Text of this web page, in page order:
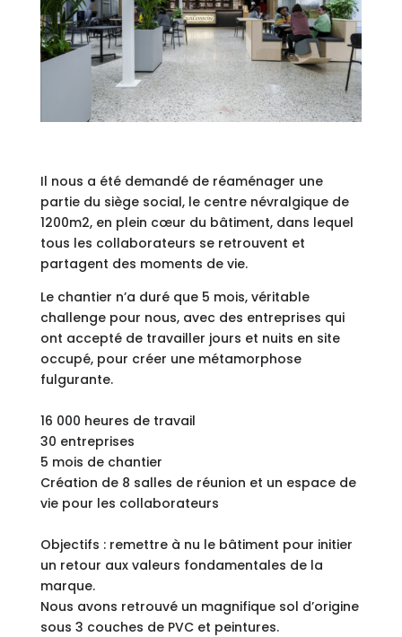
Il nous a été demandé de réaménager une
partie du siège social, le centre névralgique de
1200m2, en plein cœur du bâtiment, dans lequel
tous les collaborateurs se retrouvent et
partagent des moments de vie.
Le chantier n’a duré que 5 mois, véritable
challenge pour nous, avec des entreprises qui
ont accepté de travailler jours et nuits en site
occupé, pour créer une métamorphose
fulgurante.
16 000 heures de travail
30 entreprises
5 mois de chantier
Création de 8 salles de réunion et un espace de
vie pour les collaborateurs
Objectifs : remettre à nu le bâtiment pour initier
un retour aux valeurs fondamentales de la
marque.
Nous avons retrouvé un magnifique sol d’origine
sous 3 couches de PVC et peintures.